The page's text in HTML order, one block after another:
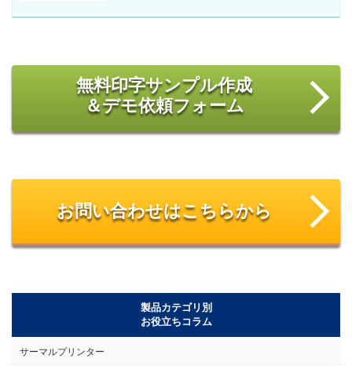
無料印字サンプル作成
＆デモ依頼フォーム
お問い合わせはこちらから
製品カテゴリ別
お役立ちコラム
サーマルプリンター